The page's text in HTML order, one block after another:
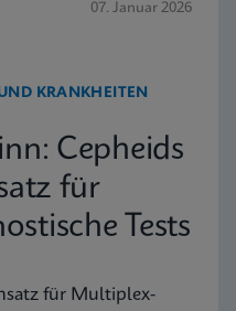
07. Januar 2026
KRANKHEITEN
Cepheids
für
Tests
für Multiplex-